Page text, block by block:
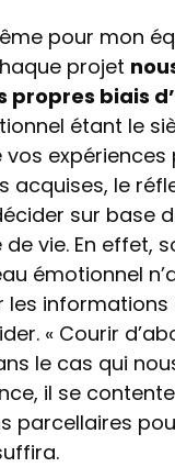
pour mon
projet
propres biais
étant le
vos
acquises, le
sur base
vie. En effet,
émotionnel
les informations
« Courir
le cas qui
il se
parcellaires